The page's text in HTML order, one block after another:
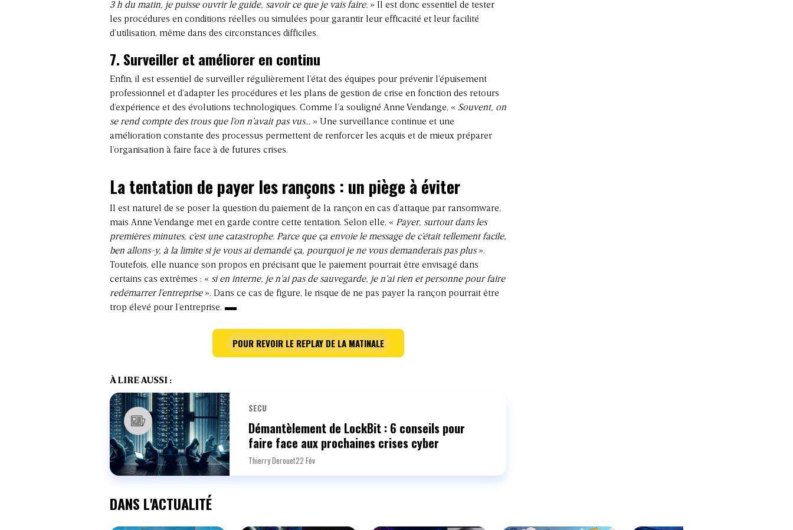
3 h du matin, je puisse ouvrir le guide, savoir ce que je vais faire. » Il est donc essentiel de tester
les procédures en conditions réelles ou simulées pour garantir leur efficacité et leur facilité
d’utilisation, même dans des circonstances difficiles.
7. Surveiller et améliorer en continu
Enfin, il est essentiel de surveiller régulièrement l’état des équipes pour prévenir l’épuisement
professionnel et d’adapter les procédures et les plans de gestion de crise en fonction des retours
d’expérience et des évolutions technologiques. Comme l’a souligné Anne Vendange, « Souvent, on
se rend compte des trous que l’on n’avait pas vus… » Une surveillance continue et une
amélioration constante des processus permettent de renforcer les acquis et de mieux préparer
l’organisation à faire face à de futures crises.
La tentation de payer les rançons : un piège à éviter
Il est naturel de se poser la question du paiement de la rançon en cas d’attaque par ransomware,
mais Anne Vendange met en garde contre cette tentation. Selon elle, « Payer, surtout dans les
premières minutes, c’est une catastrophe. Parce que ça envoie le message de c’était tellement facile,
ben allons-y, à la limite si je vous ai demandé ça, pourquoi je ne vous demanderais pas plus».
Toutefois, elle nuance son propos en précisant que le paiement pourrait être envisagé dans
certains cas extrêmes : « si en interne, je n’ai pas de sauvegarde, je n’ai rien et personne pour faire
redémarrer l’entreprise». Dans ce cas de figure, le risque de ne pas payer la rançon pourrait être
trop élevé pour l’entreprise.
POUR REVOIR LE REPLAY DE LA MATINALE
À LIRE AUSSI :
SECU
Démantèlement de LockBit : 6 conseils pour
faire face aux prochaines crises cyber
Thierry Derouet22 Fév
DANS L'ACTUALITÉ